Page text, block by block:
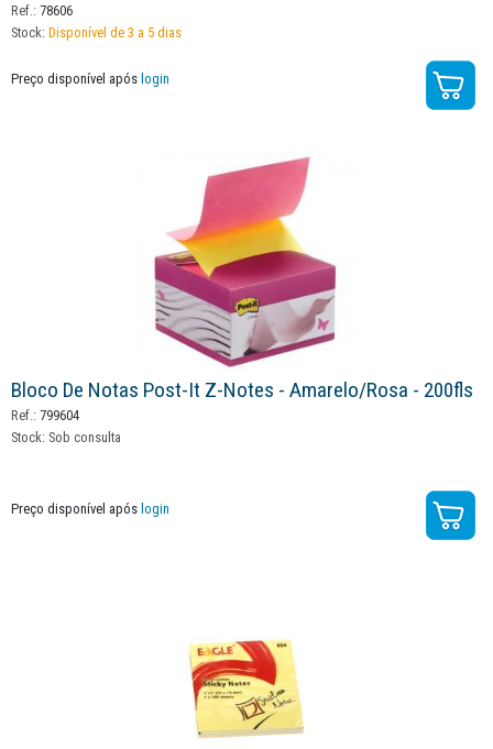
Ref.: 78606
Stock: Disponível de 3 a 5 dias
Preço disponível após login
Bloco De Notas Post-It Z-Notes - Amarelo/rosa - 200fls
Ref.: 799604
Stock: Sob consulta
Preço disponível após login